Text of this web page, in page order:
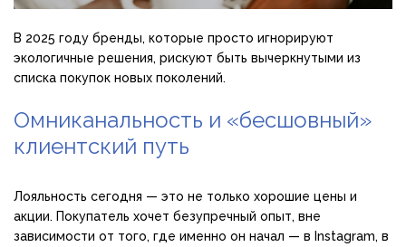
В 2025 году бренды, которые просто игнорируют
экологичные решения, рискуют быть вычеркнутыми из
списка покупок новых поколений.
Омниканальность и «бесшовный»
клиентский путь
Лояльность сегодня — это не только хорошие цены и
акции. Покупатель хочет безупречный опыт, вне
зависимости от того, где именно он начал — в Instagram, в